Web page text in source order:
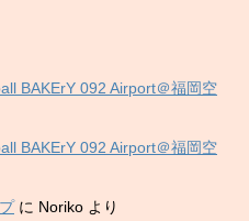
BAKErY 092 Airport＠福岡空
BAKErY 092 Airport＠福岡空
に Noriko より